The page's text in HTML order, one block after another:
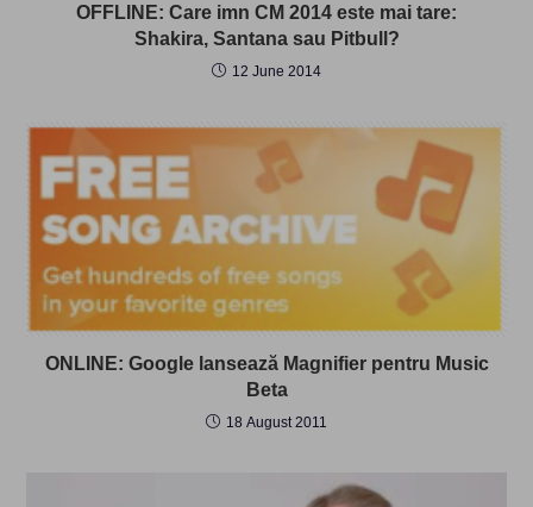
OFFLINE: Care imn CM 2014 este mai tare:
Shakira, Santana sau Pitbull?
12 June 2014
ONLINE: Google lansează Magnifier pentru Music
Beta
18 August 2011